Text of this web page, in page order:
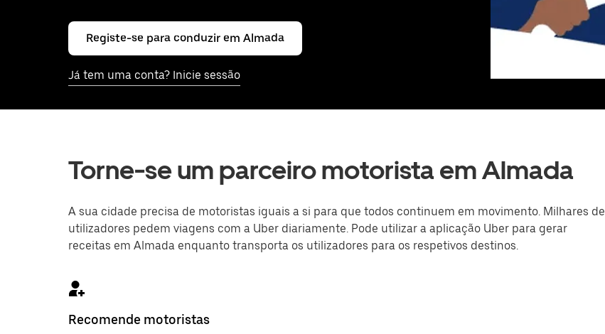
Registe-se para conduzir em Almada
Já tem uma conta? Inicie sessão
Torne-se um parceiro motorista em Almada
A sua cidade precisa de motoristas iguais a si para que todos continuem em movimento. Milhares de
utilizadores pedem viagens com a Uber diariamente. Pode utilizar a aplicação Uber para gerar
receitas em Almada enquanto transporta os utilizadores para os respetivos destinos.
Recomende motoristas